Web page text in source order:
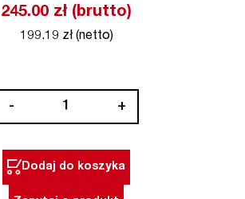
245.00 zł (brutto)
199.19 zł (netto)
-
nasadowa
magnetyczna
1/4"
+
Dodaj do koszyka